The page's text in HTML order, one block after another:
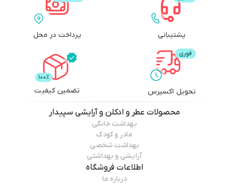
پشتیبانی پرداخت در محل
تحویل اکسپرس تضمین کیفیت
محصولات عطر و ادکلن و آرایشی سپیدار
بهداشت خانگی
مادر و کودک
بهداشت شخصی
آرایشی و بهداشتی
اطلاعات فروشگاه
درباره ما